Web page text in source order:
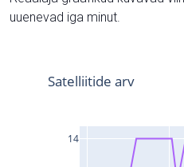
uuenevad iga minut.